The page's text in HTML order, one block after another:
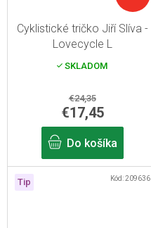
Cyklistické tričko Jiří Slíva -
Lovecycle L
SKLADOM
€24,35
€17,45
Do košíka
Tip Kód:209636